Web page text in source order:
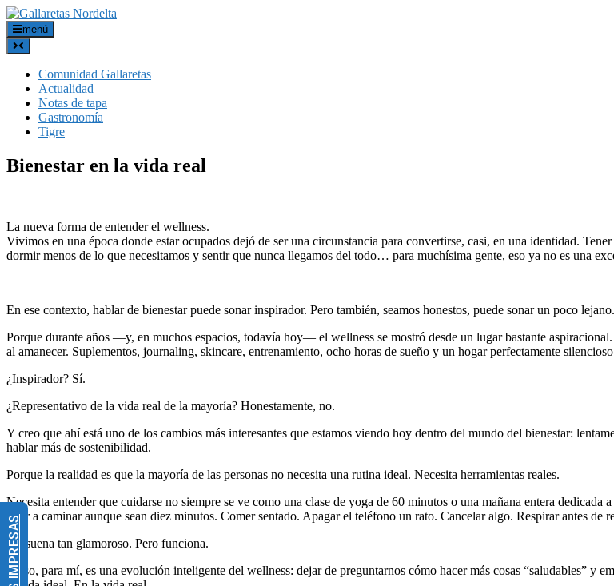
menú
Comunidad Gallaretas
Actualidad
Notas de tapa
Gastronomía
Tigre
Bienestar en la vida real
La nueva forma de entender el wellness.
Vivimos en una época donde estar ocupados dejó de ser una circunstancia para convertirse, casi, en una identidad.
dormir menos de lo que necesitamos y sentir que nunca llegamos del todo… para muchísima gente, eso ya no es una
En ese contexto, hablar de bienestar puede sonar inspirador. Pero también, seamos honestos, puede sonar un poco lejano.
Porque durante años —y, en muchos espacios, todavía hoy— el wellness se mostró desde un lugar bastante
al amanecer. Suplementos, journaling, skincare, entrenamiento, ocho horas de sueño y un hogar perfectamente
¿Inspirador? Sí.
¿Representativo de la vida real de la mayoría? Honestamente, no.
Y creo que ahí está uno de los cambios más interesantes que estamos viendo hoy dentro del mundo del bienestar:
hablar más de sostenibilidad.
Porque la realidad es que la mayoría de las personas no necesita una rutina ideal. Necesita herramientas reales.
Necesita entender que cuidarse no siempre se ve como una clase de yoga de 60 minutos o una mañana entera
Salir a caminar aunque sean diez minutos. Comer sentado. Apagar el teléfono un rato. Cancelar algo. Respirar antes de
No suena tan glamoroso. Pero funciona.
Y eso, para mí, es una evolución inteligente del wellness: dejar de preguntarnos cómo hacer más cosas “saludables” y